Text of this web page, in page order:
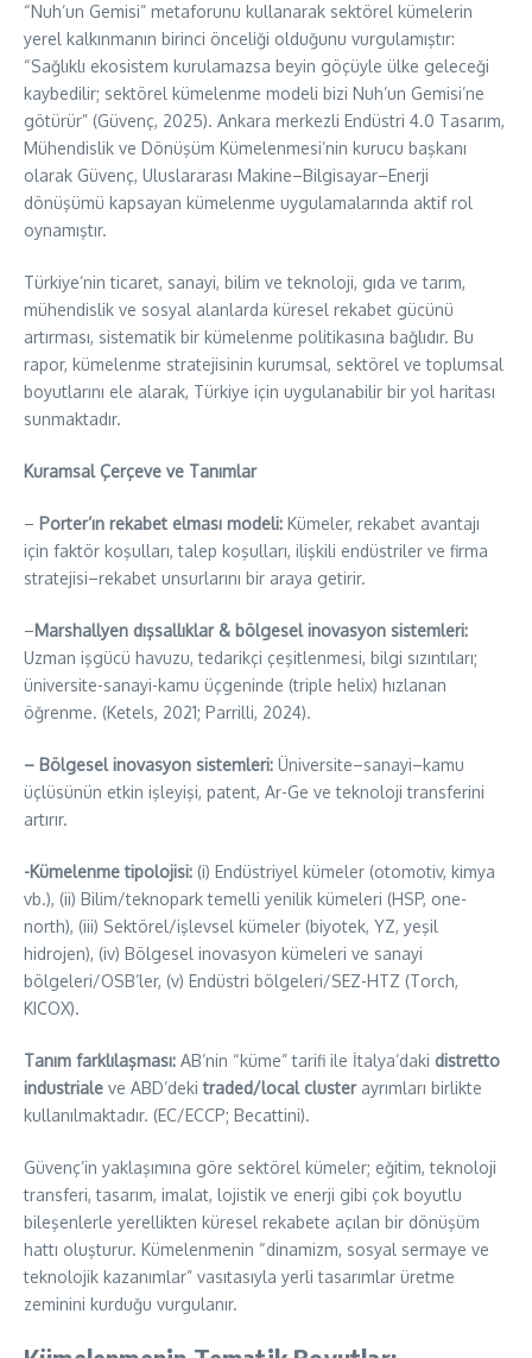
“Nuh’un Gemisi” metaforunu kullanarak sektörel kümelerin
yerel kalkınmanın birinci önceliği olduğunu vurgulamıştır:
“Sağlıklı ekosistem kurulamazsa beyin göçüyle ülke geleceği
kaybedilir; sektörel kümelenme modeli bizi Nuh’un Gemisi’ne
götürür” (Güvenç, 2025). Ankara merkezli Endüstri 4.0 Tasarım,
Mühendislik ve Dönüşüm Kümelenmesi’nin kurucu başkanı
olarak Güvenç, Uluslararası Makine–Bilgisayar–Enerji
dönüşümü kapsayan kümelenme uygulamalarında aktif rol
oynamıştır.
Türkiye’nin ticaret, sanayi, bilim ve teknoloji, gıda ve tarım,
mühendislik ve sosyal alanlarda küresel rekabet gücünü
artırması, sistematik bir kümelenme politikasına bağlıdır. Bu
rapor, kümelenme stratejisinin kurumsal, sektörel ve toplumsal
boyutlarını ele alarak, Türkiye için uygulanabilir bir yol haritası
sunmaktadır.
Kuramsal Çerçeve ve Tanımlar
– Porter’ın rekabet elması modeli: Kümeler, rekabet avantajı
için faktör koşulları, talep koşulları, ilişkili endüstriler ve firma
stratejisi–rekabet unsurlarını bir araya getirir.
–Marshallyen dışsallıklar & bölgesel inovasyon sistemleri:
Uzman işgücü havuzu, tedarikçi çeşitlenmesi, bilgi sızıntıları;
üniversite-sanayi-kamu üçgeninde (triple helix) hızlanan
öğrenme. (Ketels, 2021; Parrilli, 2024).
– Bölgesel inovasyon sistemleri: Üniversite–sanayi–kamu
üçlüsünün etkin işleyişi, patent, Ar-Ge ve teknoloji transferini
artırır.
-Kümelenme tipolojisi: (i) Endüstriyel kümeler (otomotiv, kimya
vb.), (ii) Bilim/teknopark temelli yenilik kümeleri (HSP, one-
north), (iii) Sektörel/işlevsel kümeler (biyotek, YZ, yeşil
hidrojen), (iv) Bölgesel inovasyon kümeleri ve sanayi
bölgeleri/OSB’ler, (v) Endüstri bölgeleri/SEZ-HTZ (Torch,
KICOX).
Tanım farklılaşması: AB’nin “küme” tarifi ile İtalya’daki distretto
industriale ve ABD’dekitraded/local clusterayrımları birlikte
kullanılmaktadır. (EC/ECCP; Becattini).
Güvenç’in yaklaşımına göre sektörel kümeler; eğitim, teknoloji
transferi, tasarım, imalat, lojistik ve enerji gibi çok boyutlu
bileşenlerle yerellikten küresel rekabete açılan bir dönüşüm
hattı oluşturur. Kümelenmenin “dinamizm, sosyal sermaye ve
teknolojik kazanımlar” vasıtasıyla yerli tasarımlar üretme
zeminini kurduğu vurgulanır.